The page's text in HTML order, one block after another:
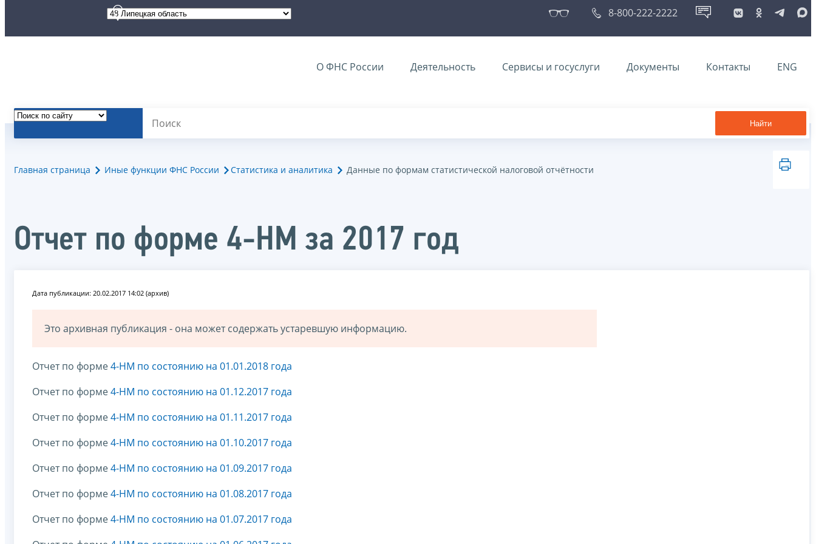
8-800-222-2222
О ФНС России Деятельность Сервисы и госуслуги Документы Контакты ENG
Найти
Главная страница Иные функции ФНС России Статистика и аналитика Данные по формам статистической налоговой отчётности
Отчет по форме 4-НМ за 2017 год
Дата публикации: 20.02.2017 14:02 (архив)
Это архивная публикация - она может содержать устаревшую информацию.
Отчет по форме4-НМ по состоянию на 01.01.2018 года
Отчет по форме4-НМ по состоянию на 01.12.2017 года
Отчет по форме4-НМ по состоянию на 01.11.2017 года
Отчет по форме4-НМ по состоянию на 01.10.2017 года
Отчет по форме4-НМ по состоянию на 01.09.2017 года
Отчет по форме4-НМ по состоянию на 01.08.2017 года
Отчет по форме4-НМ по состоянию на 01.07.2017 года